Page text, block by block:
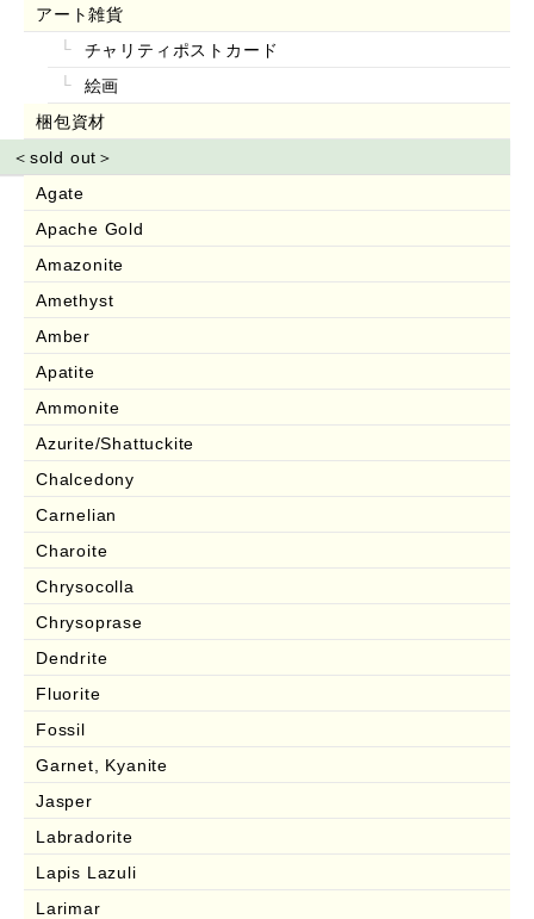
アート雑貨
チャリティポストカード
絵画
梱包資材
＜sold out＞
Agate
Apache Gold
Amazonite
Amethyst
Amber
Apatite
Ammonite
Azurite/Shattuckite
Chalcedony
Carnelian
Charoite
Chrysocolla
Chrysoprase
Dendrite
Fluorite
Fossil
Garnet, Kyanite
Jasper
Labradorite
Lapis Lazuli
Larimar